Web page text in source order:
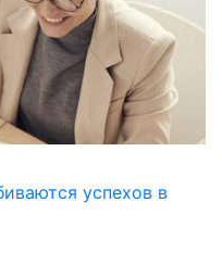
успехов в